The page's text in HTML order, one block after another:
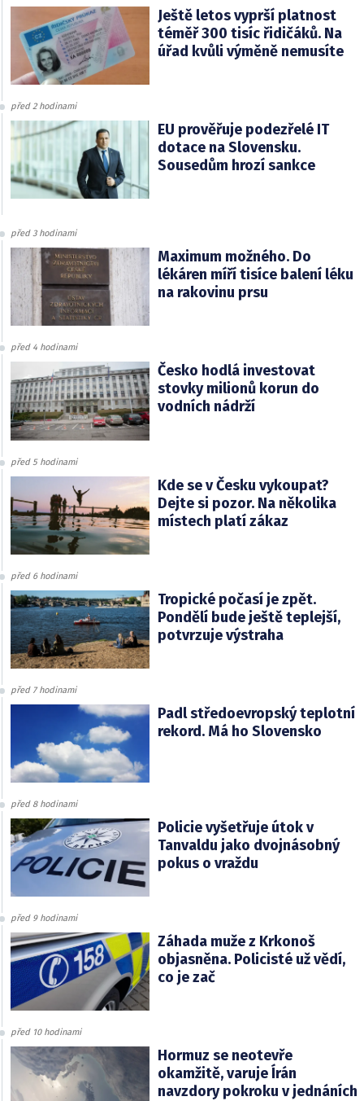
Ještě letos vyprší platnost
téměř 300 tisíc řidičáků. Na
úřad kvůli výměně nemusíte
před 2 hodinami
EU prověřuje podezřelé IT
dotace na Slovensku.
Sousedům hrozí sankce
před 3 hodinami
Maximum možného. Do
lékáren míří tisíce balení léku
na rakovinu prsu
před 4 hodinami
Česko hodlá investovat
stovky milionů korun do
vodních nádrží
před 5 hodinami
Kde se v Česku vykoupat?
Dejte si pozor. Na několika
místech platí zákaz
před 6 hodinami
Tropické počasí je zpět.
Pondělí bude ještě teplejší,
potvrzuje výstraha
před 7 hodinami
Padl středoevropský teplotní
rekord. Má ho Slovensko
před 8 hodinami
Policie vyšetřuje útok v
Tanvaldu jako dvojnásobný
pokus o vraždu
před 9 hodinami
Záhada muže z Krkonoš
objasněna. Policisté už vědí,
co je zač
před 10 hodinami
Hormuz se neotevře
okamžitě, varuje Írán
navzdory pokroku v jednáních